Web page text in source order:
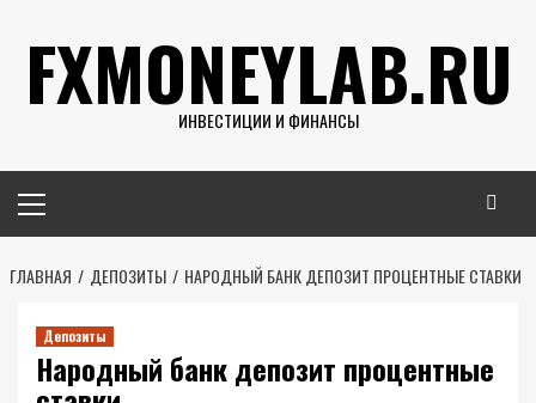
содержимому
FXMONEYLAB.RU
ИНВЕСТИЦИИ И ФИНАНСЫ
меню
ГЛАВНАЯ ДЕПОЗИТЫ НАРОДНЫЙ БАНК ДЕПОЗИТ ПРОЦЕНТНЫЕ СТАВКИ
Депозиты
Народный банк депозит процентные